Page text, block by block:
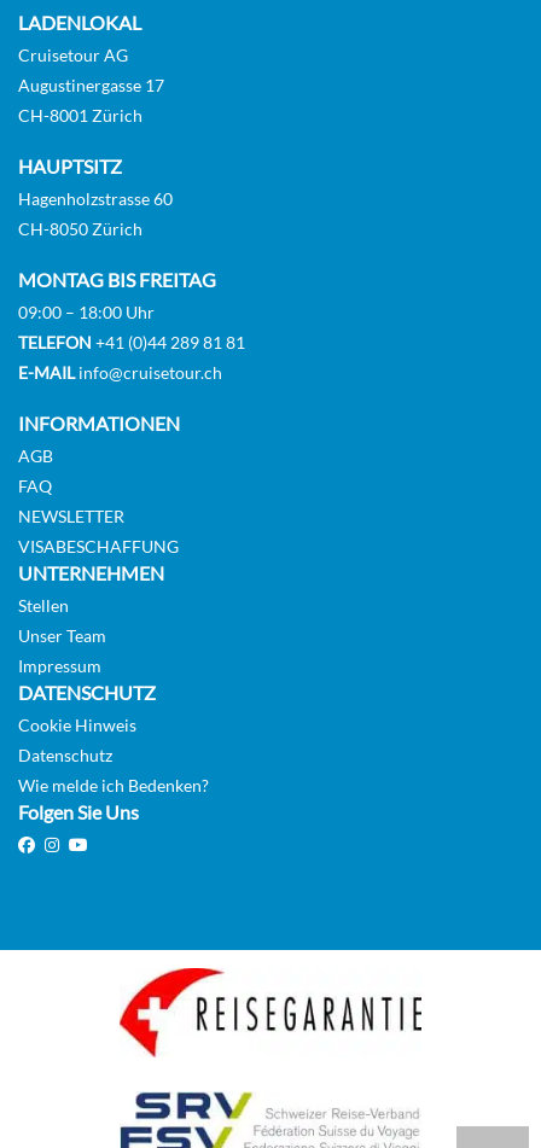
LADENLOKAL
Cruisetour AG
Augustinergasse 17
CH-8001 Zürich
HAUPTSITZ
Hagenholzstrasse 60
CH-8050 Zürich
MONTAG BIS FREITAG
09:00 – 18:00 Uhr
TELEFON +41 (0)44 289 81 81
E-MAILinfo@cruisetour.ch
INFORMATIONEN
AGB
FAQ
NEWSLETTER
VISABESCHAFFUNG
UNTERNEHMEN
Stellen
Unser Team
Impressum
DATENSCHUTZ
Cookie Hinweis
Datenschutz
Wie melde ich Bedenken?
Folgen Sie Uns